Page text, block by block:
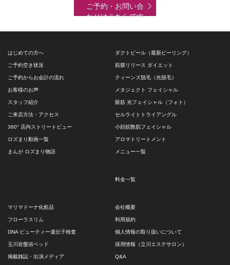
ご予約・お問い合
わせはこちらです
はじめての方へ
ご予約空き状況
ご予約からお会計の流れ
お客様のお声
スタッフ紹介
ご来店方法・アクセス
360° 店内ストリートビュー
ロズまり動画一覧
まんが ロズまり物語
ダクトピール（最新ピーリング）
筋膜リリース ダイエット
ティーンズ脱毛（光脱毛）
メタジェクト フェイシャル
眼筋 光フェイシャル（フォト）
セルライトトライアングル
小顔筋艶肌フェイシャル
アロマトリートメント
メニュー一覧
料金一覧
マリマドーナ化粧品
フローラスリム
DNA ビューティー遺伝子検査
玉川岩盤浴ベッド
掲載雑誌・出演メディア
会社概要
利用規約
個人情報の取り扱いについて
採用情報（立川エステサロン）
Q&A